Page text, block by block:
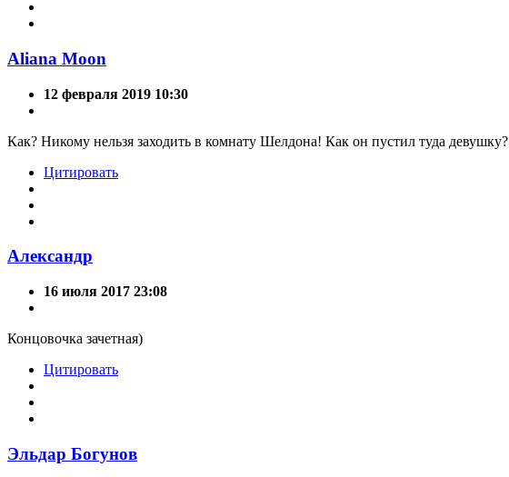
Aliana Moon
12 февраля 2019 10:30
Как? Никому нельзя заходить в комнату Шелдона! Как он пустил туда девушку?
Цитировать
Александр
16 июля 2017 23:08
Концовочка зачетная)
Цитировать
Эльдар Богунов